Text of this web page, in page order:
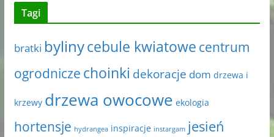
Tagi
bratki bylinycebule kwiatowe centrum
ogrodnicze choinki dekoracje dom drzewa i
krzewy drzewa owocowe ekologia
hortensje hydrangea inspiracje instargam jesień